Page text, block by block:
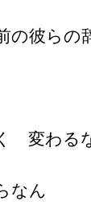
彼らの
変わる
なん